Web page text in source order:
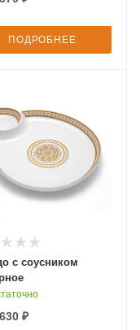
ПОДРОБНЕЕ
с соусником
₽